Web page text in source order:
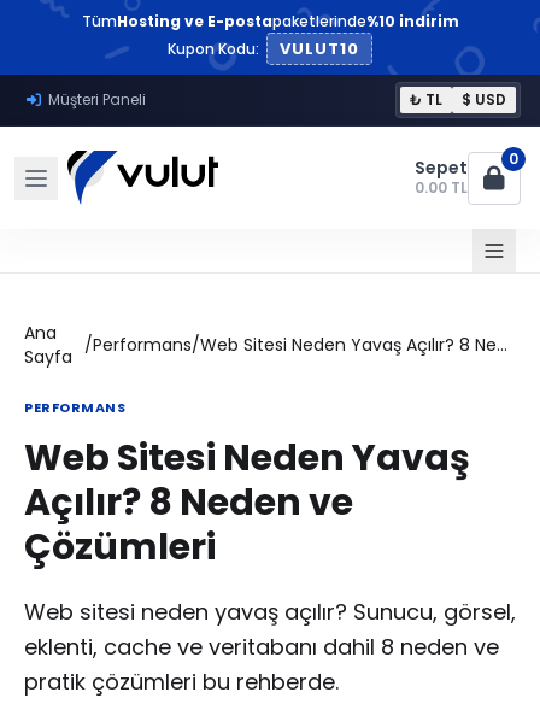
TümHosting ve E-postapaketlerinde%10 indirim
Kupon Kodu:
VULUT10
Müşteri Paneli ₺ TL $ USD
Sepet
0.00 TL
0
Ana
Sayfa /Performans/ Web Sitesi Neden Yavaş Açılır? 8 Neden ve Çözümleri
PERFORMANS
Web Sitesi Neden Yavaş
Açılır? 8 Neden ve
Çözümleri
Web sitesi neden yavaş açılır? Sunucu, görsel,
eklenti, cache ve veritabanı dahil 8 neden ve
pratik çözümleri bu rehberde.